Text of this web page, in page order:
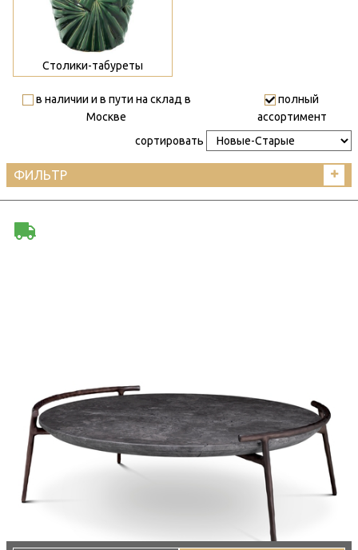
Столики-табуреты
в наличии и в пути на склад в
Москве
полный
ассортимент
сортировать
ФИЛЬТР